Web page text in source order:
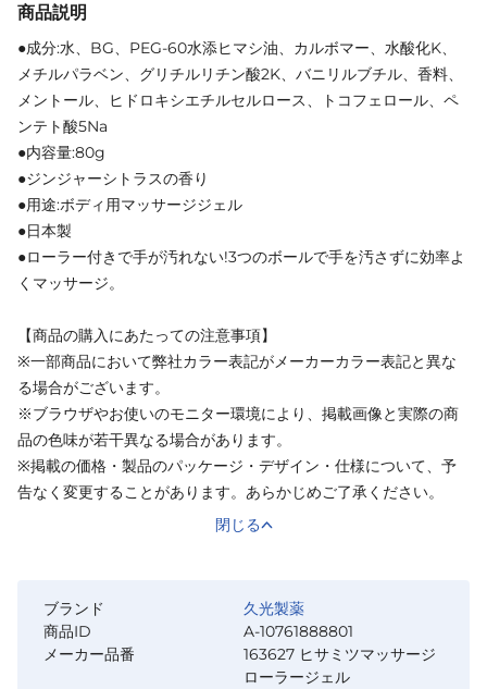
商品説明
●成分:水、BG、PEG-60水添ヒマシ油、カルボマー、水酸化K、
メチルパラベン、グリチルリチン酸2K、バニリルブチル、香料、
メントール、ヒドロキシエチルセルロース、トコフェロール、ペ
ンテト酸5Na
●内容量:80g
●ジンジャーシトラスの香り
●用途:ボディ用マッサージジェル
●日本製
●ローラー付きで手が汚れない!3つのボールで手を汚さずに効率よ
くマッサージ。
【商品の購入にあたっての注意事項】
※一部商品において弊社カラー表記がメーカーカラー表記と異な
る場合がございます。
※ブラウザやお使いのモニター環境により、掲載画像と実際の商
品の色味が若干異なる場合があります。
※掲載の価格・製品のパッケージ・デザイン・仕様について、予
告なく変更することがあります。あらかじめご了承ください。
閉じる
ブランド
久光製薬
商品ID
A-10761888801
メーカー品番
163627 ヒサミツマッサージ
ローラージェル